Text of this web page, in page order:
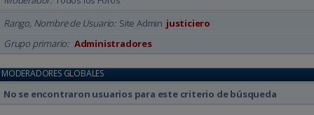
Rango, Nombre de Usuario Site Admin justiciero
Grupo primario
Administradores
MODERADORES GLOBALES
No se encontraron usuarios para este criterio de búsqueda